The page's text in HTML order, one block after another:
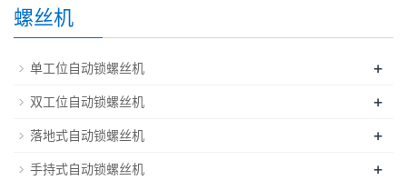
螺丝机
单工位自动锁螺丝机 +
双工位自动锁螺丝机 +
落地式自动锁螺丝机 +
手持式自动锁螺丝机 +